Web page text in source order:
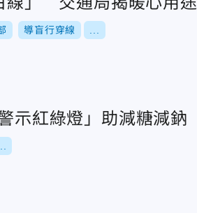
導盲行穿線
示紅綠燈」助減糖減鈉